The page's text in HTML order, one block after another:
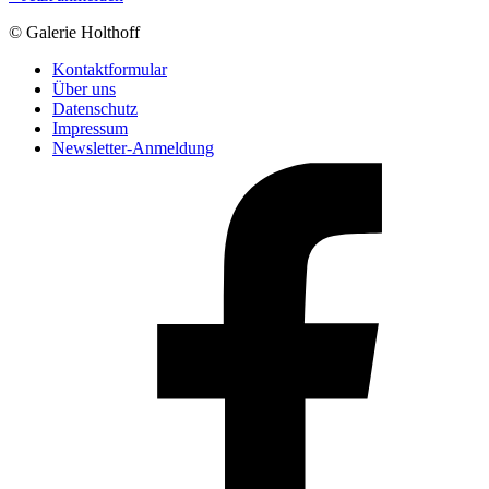
© Galerie Holthoff
Kontaktformular
Über uns
Datenschutz
Impressum
Newsletter-Anmeldung